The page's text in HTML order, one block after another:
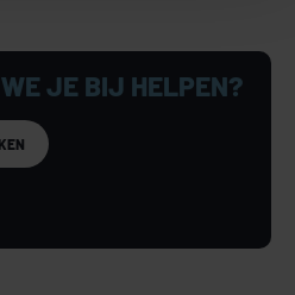
WE JE BIJ HELPEN?